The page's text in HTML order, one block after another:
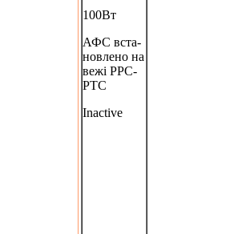
100Вт
АФС вста-
новлено на
вежі РРС-
РТС
Inactive